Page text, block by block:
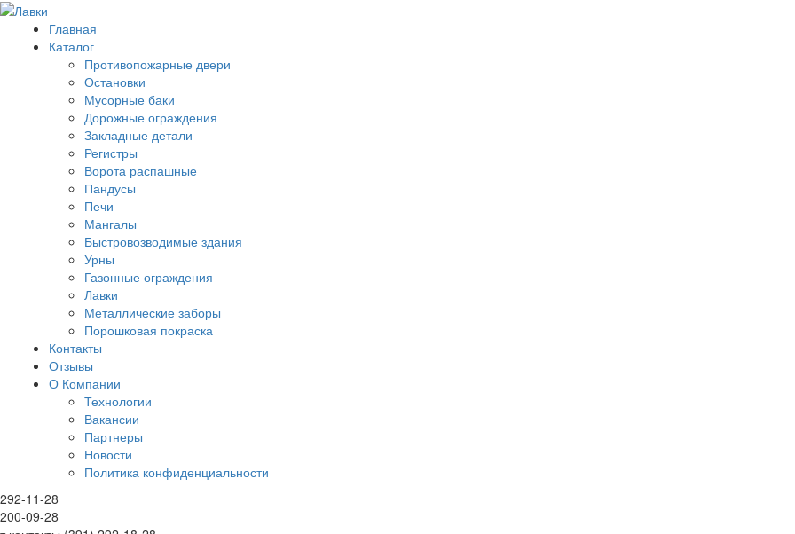
Главная
Каталог
Противопожарные двери
Остановки
Мусорные баки
Дорожные ограждения
Закладные детали
Регистры
Ворота распашные
Пандусы
Печи
Мангалы
Быстровозводимые здания
Урны
Газонные ограждения
Лавки
Металлические заборы
Порошковая покраска
Контакты
Отзывы
О Компании
Технологии
Вакансии
Партнеры
Новости
Политика конфиденциальности
292-11-28
200-09-28